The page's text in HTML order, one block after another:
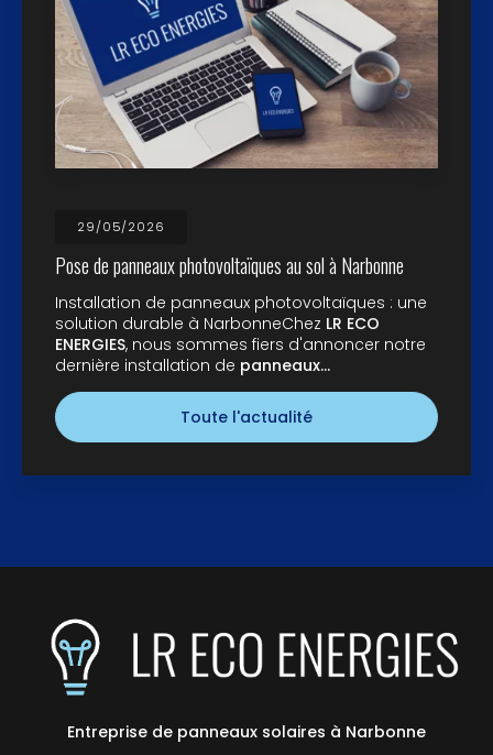
29/05/2026
Pose de panneaux photovoltaïques au sol à Narbonne
Installation de panneaux photovoltaïques : une
solution durable à NarbonneChez LR ECO
ENERGIES, nous sommes fiers d'annoncer notre
dernière installation de panneaux…
Toute l'actualité
Entreprise de panneaux solaires à Narbonne